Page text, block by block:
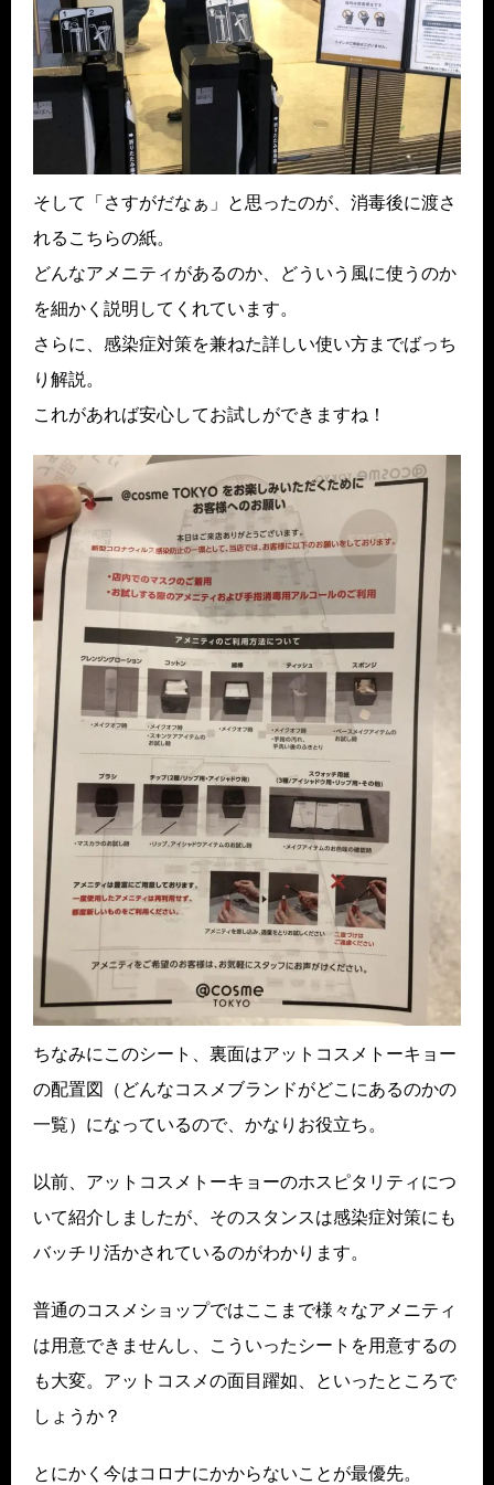
そして「さすがだなぁ」と思ったのが、消毒後に渡さ
れるこちらの紙。
どんなアメニティがあるのか、どういう風に使うのか
を細かく説明してくれています。
さらに、感染症対策を兼ねた詳しい使い方までばっち
り解説。
これがあれば安心してお試しができますね！
ちなみにこのシート、裏面はアットコスメトーキョー
の配置図（どんなコスメブランドがどこにあるのかの
一覧）になっているので、かなりお役立ち。
以前、アットコスメトーキョーのホスピタリティにつ
いて紹介しましたが、そのスタンスは感染症対策にも
バッチリ活かされているのがわかります。
普通のコスメショップではここまで様々なアメニティ
は用意できませんし、こういったシートを用意するの
も大変。アットコスメの面目躍如、といったところで
しょうか？
とにかく今はコロナにかからないことが最優先。